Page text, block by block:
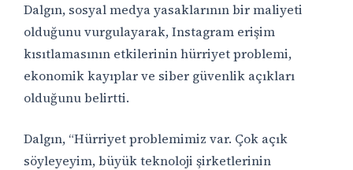
Dalgın, sosyal medya yasaklarının bir maliyeti
olduğunu vurgulayarak, Instagram erişim
kısıtlamasının etkilerinin hürriyet problemi,
ekonomik kayıplar ve siber güvenlik açıkları
olduğunu belirtti.
Dalgın, “Hürriyet problemimiz var. Çok açık
söyleyeyim, büyük teknoloji şirketlerinin